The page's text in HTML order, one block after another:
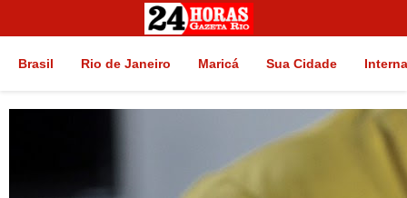
Brasil Rio de Janeiro Maricá Sua Cidade